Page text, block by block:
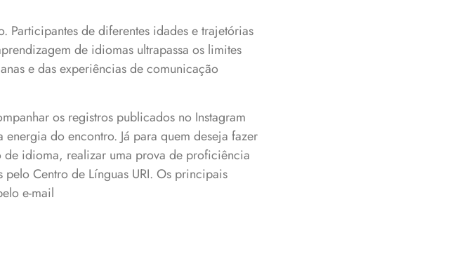
Participantes de diferentes idades e trajetórias
de idiomas ultrapassa os limites
e das experiências de comunicação
os registros publicados no Instagram
do encontro. Já para quem deseja fazer
de idioma, realizar uma prova de proficiência
Centro de Línguas URI. Os principais
e-mail